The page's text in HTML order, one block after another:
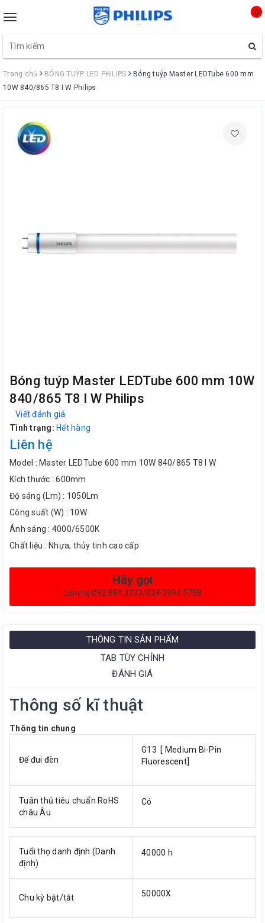
Toggle
0
Trang chủ BÓNG TUÝP LED PHILIPS
Bóng tuýp Master LEDTube 600 mm
10W 840/865 T8 I W Philips
Bóng tuýp Master LEDTube 600 mm 10W
840/865 T8 I W Philips
Viết đánh giá
Tình trạng: Hết hàng
Liên hệ
Model : Master LEDTube 600 mm 10W 840/865 T8 I W
Kích thước : 600mm
Độ sáng (Lm) : 1050Lm
Công suất (W) : 10W
Ánh sáng : 4000/6500K
Chất liệu : Nhựa, thủy tinh cao cấp
Hãy gọi
Liên hệ 092.884.3333/024.3994.5758
THÔNG TIN SẢN PHẨM
TAB TÙY CHỈNH
ĐÁNH GIÁ
Thông số kĩ thuật
Thông tin chung
Đế đui đèn
G13 [ Medium Bi-Pin
Fluorescent]
Tuân thủ tiêu chuẩn RoHS
châu Âu
Có
Tuổi thọ danh định (Danh
định)
40000 h
Chu kỳ bật/tắt 50000X